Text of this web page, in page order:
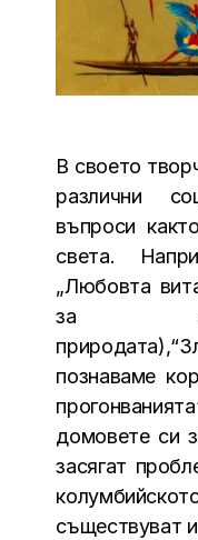
В своето
различни
въпроси
света.
„Любовта
за
познаваме
домовете си
засягат
съществуват